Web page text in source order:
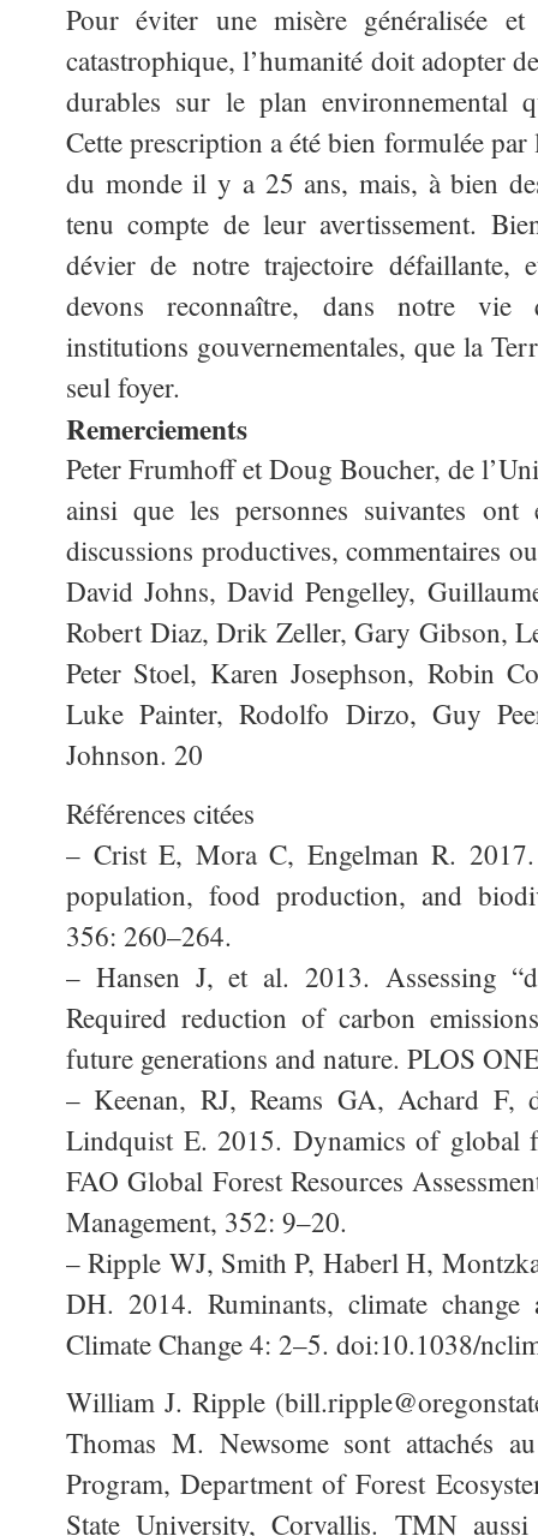
Pour éviter une misère généralisée
catastrophique, l’humanité doit adopter
durables sur le plan environnemental
Cette prescription a été bien formulée
du monde il y a 25 ans, mais, à bien
tenu compte de leur avertissement.
dévier de notre trajectoire défaillante,
devons reconnaître, dans notre vie
institutions gouvernementales, que la
seul foyer.
Remerciements
Peter Frumhoff et Doug Boucher, de
ainsi que les personnes suivantes
discussions productives, commentaires
David Johns, David Pengelley,
Robert Diaz, Drik Zeller, Gary Gibson,
Peter Stoel, Karen Josephson, Robin
Luke Painter, Rodolfo Dirzo, Guy
Johnson. 20
Références citées
– Crist E, Mora C, Engelman R.
population, food production, and
356: 260–264.
– Hansen J, et al. 2013. Assessing
Required reduction of carbon
future generations and nature. PLOS
– Keenan, RJ, Reams GA, Achard F,
Lindquist E. 2015. Dynamics of global
FAO Global Forest Resources
Management, 352: 9–20.
– Ripple WJ, Smith P, Haberl H,
DH. 2014. Ruminants, climate
Climate Change 4: 2–5. doi:10.1038/
William J. Ripple
Thomas M. Newsome sont attachés
Program, Department of Forest
State University, Corvallis. TMN